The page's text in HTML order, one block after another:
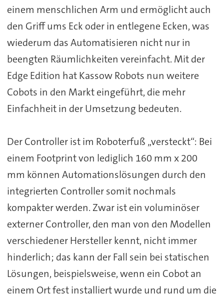
einem menschlichen Arm und ermöglicht auch
den Griff ums Eck oder in entlegene Ecken, was
wiederum das Automatisieren nicht nur in
beengten Räumlichkeiten vereinfacht. Mit der
Edge Edition hat Kassow Robots nun weitere
Cobots in den Markt eingeführt, die mehr
Einfachheit in der Umsetzung bedeuten.
Der Controller ist im Roboterfuß „versteckt“: Bei
einem Footprint von lediglich 160 mm x 200
mm können Automationslösungen durch den
integrierten Controller somit nochmals
kompakter werden. Zwar ist ein voluminöser
externer Controller, den man von den Modellen
verschiedener Hersteller kennt, nicht immer
hinderlich; das kann der Fall sein bei statischen
Lösungen, beispielsweise, wenn ein Cobot an
einem Ort fest installiert wurde und rund um die